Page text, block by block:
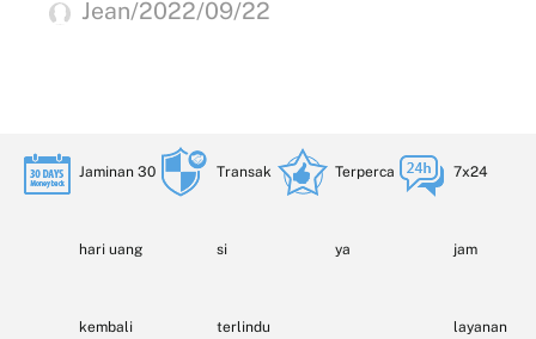
Jean/2022/09/22
Jaminan 30
hari uang
kembali
Transak
si
terlindu
Terperca
ya
7x24
jam
layanan